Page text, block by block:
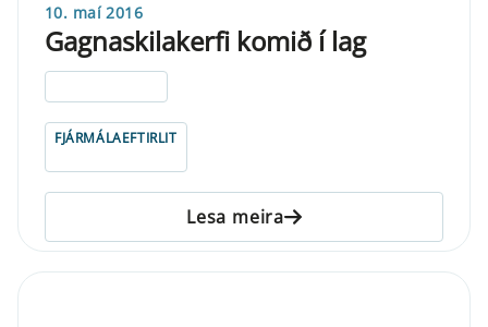
10. maí 2016
Gagnaskilakerfi komið í lag
FJÁRMÁLAEFTIRLIT
Lesa meira